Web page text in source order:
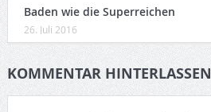
Baden wie die Superreichen
26. Juli 2016
KOMMENTAR HINTERLASSEN